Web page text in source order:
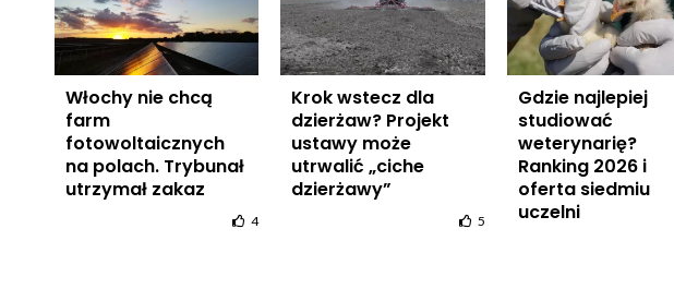
Włochy nie chcą
farm
fotowoltaicznych
na polach. Trybunał
utrzymał zakaz
4
Krok wstecz dla
dzierżaw? Projekt
ustawy może
utrwalić „ciche
dzierżawy”
5
Gdzie najlepiej
studiować
weterynarię?
Ranking 2026 i
oferta siedmiu
uczelni